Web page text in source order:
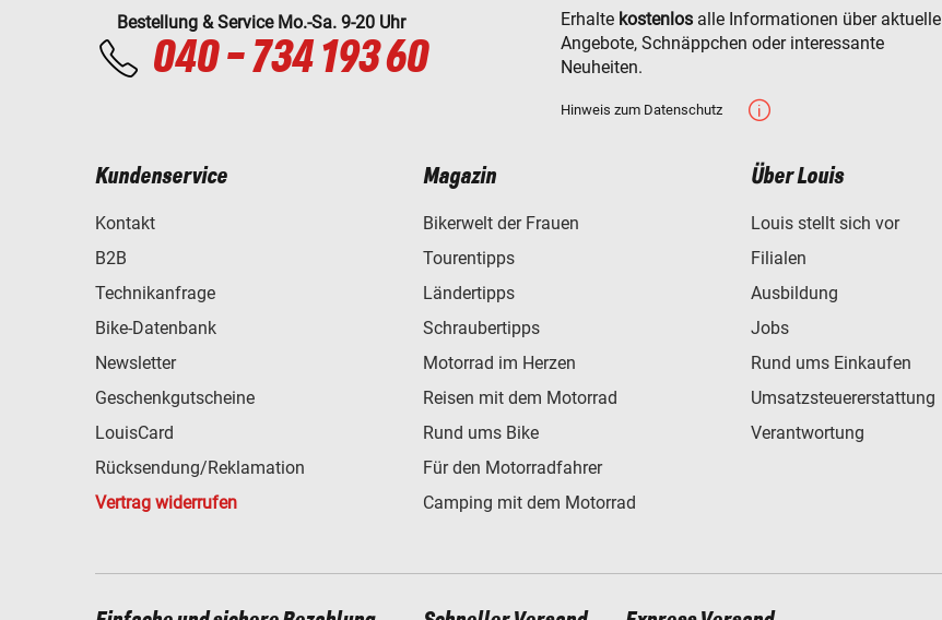
Bestellung & Service Mo.-Sa. 9-20 Uhr
040 - 734 193 60
Erhalte kostenlos alle Informationen über aktuelle
Angebote, Schnäppchen oder interessante
Neuheiten.
Hinweis zum Datenschutz
Kundenservice
Kontakt
B2B
Technikanfrage
Bike-Datenbank
Newsletter
Geschenkgutscheine
LouisCard
Rücksendung/Reklamation
Vertrag widerrufen
Magazin
Bikerwelt der Frauen
Tourentipps
Ländertipps
Schraubertipps
Motorrad im Herzen
Reisen mit dem Motorrad
Rund ums Bike
Für den Motorradfahrer
Camping mit dem Motorrad
Über Louis
Louis stellt sich vor
Filialen
Ausbildung
Jobs
Rund ums Einkaufen
Umsatzsteuererstattung
Verantwortung